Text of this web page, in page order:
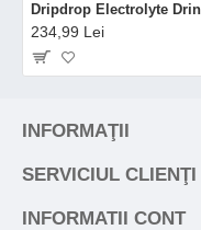
234,99 Lei
INFORMAŢII
SERVICIUL CLIENŢI
INFORMATII CONT